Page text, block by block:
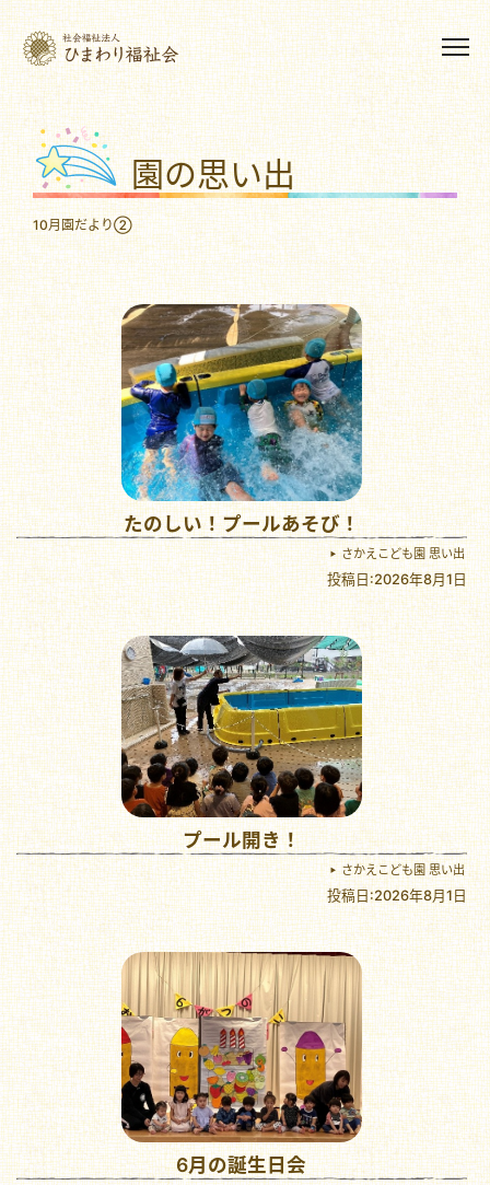
園の思い出
10月園だより②
たのしい！プールあそび！
さかえこども園 思い出
投稿日:2026年8月1日
プール開き！
さかえこども園 思い出
投稿日:2026年8月1日
6月の誕生日会